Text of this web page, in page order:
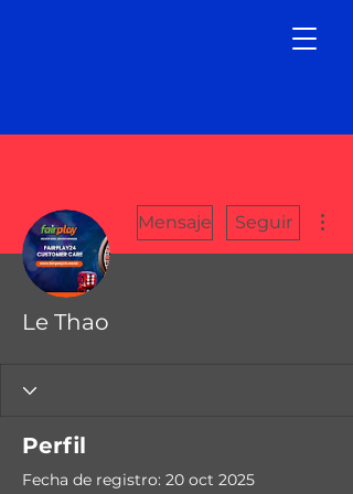
Mensaje Seguir
Le Thao
Perfil
Fecha de registro: 20 oct 2025